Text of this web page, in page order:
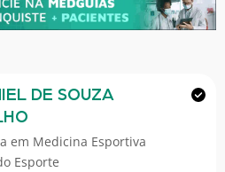
DE SOUZA
em Medicina Esportiva
Esporte